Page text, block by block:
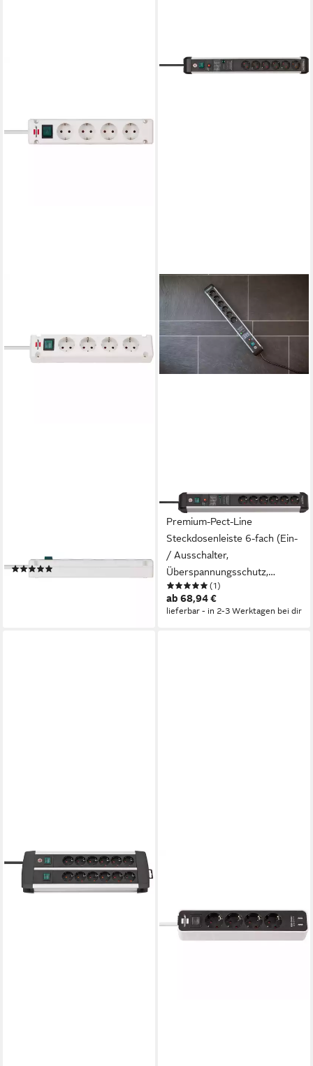
Mehrfachsteckdose
ab 16,89 €
BRENNENSTUHL
Premium-Pect-Line
Steckdosenleiste 6-fach (Ein-
/ Ausschalter,
Überspannungsschutz,
Kabellänge 3 m), mit
Überspannungsschutz
(1)
ab 68,94 €
lieferbar - in 2-3 Werktagen bei dir